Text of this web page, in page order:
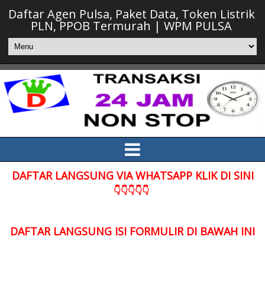
Daftar Agen Pulsa, Paket Data, Token Listrik
PLN, PPOB Termurah | WPM PULSA
DAFTAR LANGSUNG VIA WHATSAPP KLIK DI SINI
👇👇👇👇👇
DAFTAR LANGSUNG ISI FORMULIR DI BAWAH INI